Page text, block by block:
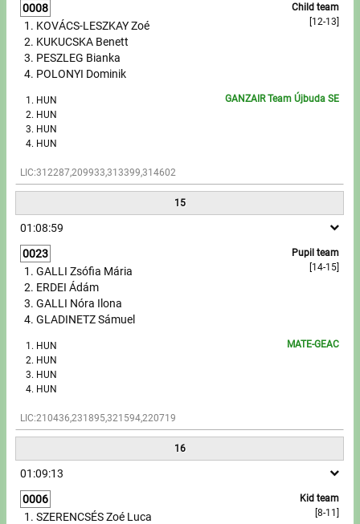
0008
Child team
[12-13]
KOVÁCS-LESZKAY Zoé
KUKUCSKA Benett
PESZLEG Bianka
POLONYI Dominik
HUN
HUN
HUN
HUN
LIC:312287,209933,313399,314602
GANZAIR Team Újbuda SE
15
01:08:59
0023
Pupil team
[14-15]
GALLI Zsófia Mária
ERDEI Ádám
GALLI Nóra Ilona
GLADINETZ Sámuel
HUN
HUN
HUN
HUN
LIC:210436,231895,321594,220719
MATE-GEAC
16
01:09:13
0006
Kid team
[8-11]
SZERENCSÉS Zoé Luca